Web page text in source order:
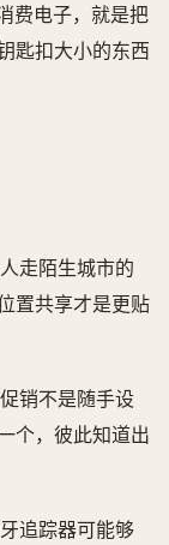
费电子，就是把
匙扣大小的东西
走陌生城市的
置共享才是更贴
销不是随手设
个，彼此知道出
追踪器可能够